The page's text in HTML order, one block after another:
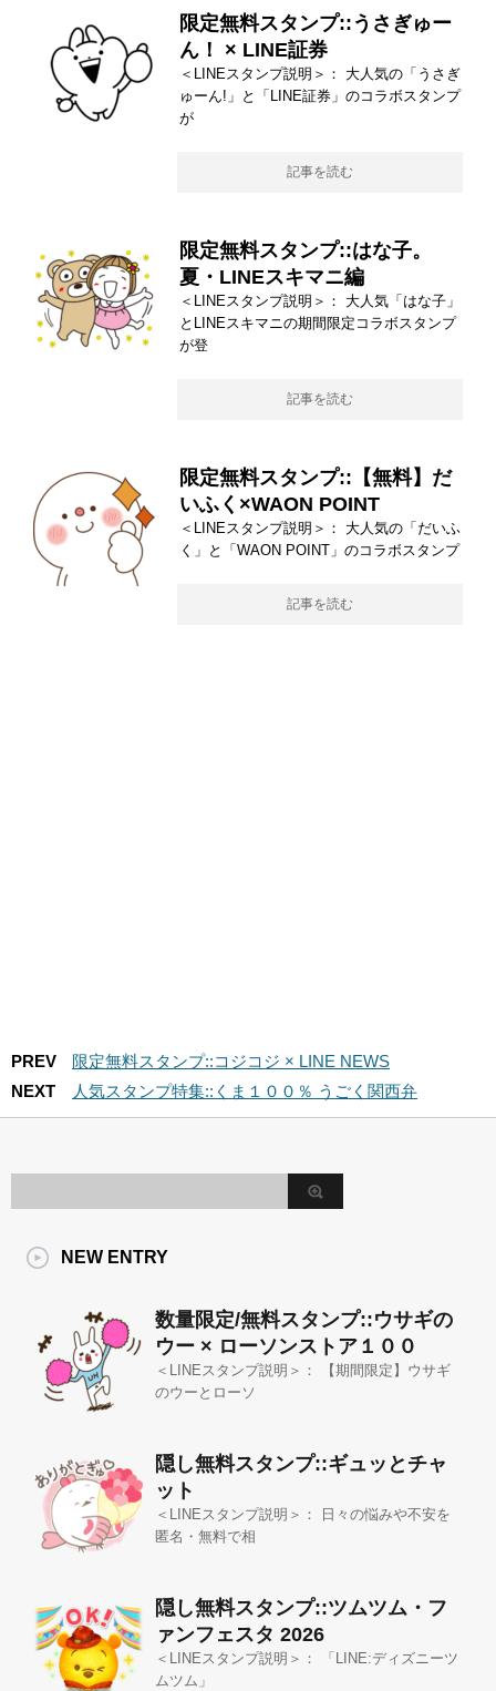
限定無料スタンプ::うさぎゅー
ん！ × LINE証券
＜LINEスタンプ説明＞： 大人気の「うさぎ
ゅーん!」と「LINE証券」のコラボスタンプ
が
記事を読む
限定無料スタンプ::はな子。
夏・LINEスキマニ編
＜LINEスタンプ説明＞： 大人気「はな子」
とLINEスキマニの期間限定コラボスタンプ
が登
記事を読む
限定無料スタンプ::【無料】だ
いふく×WAON POINT​
＜LINEスタンプ説明＞： 大人気の「だいふ
く」と「WAON POINT」のコラボスタンプ
記事を読む
PREV
限定無料スタンプ::コジコジ × LINE NEWS
NEXT
人気スタンプ特集::くま１００％ うごく関西弁
NEW ENTRY
数量限定/無料スタンプ::ウサギの
ウー × ローソンストア１００
＜LINEスタンプ説明＞： 【期間限定】ウサギ
のウーとローソ
隠し無料スタンプ::ギュッとチャ
ット
＜LINEスタンプ説明＞： 日々の悩みや不安を
匿名・無料で相
隠し無料スタンプ::ツムツム・フ
ァンフェスタ 2026
＜LINEスタンプ説明＞： 「LINE:ディズニーツ
ムツム」